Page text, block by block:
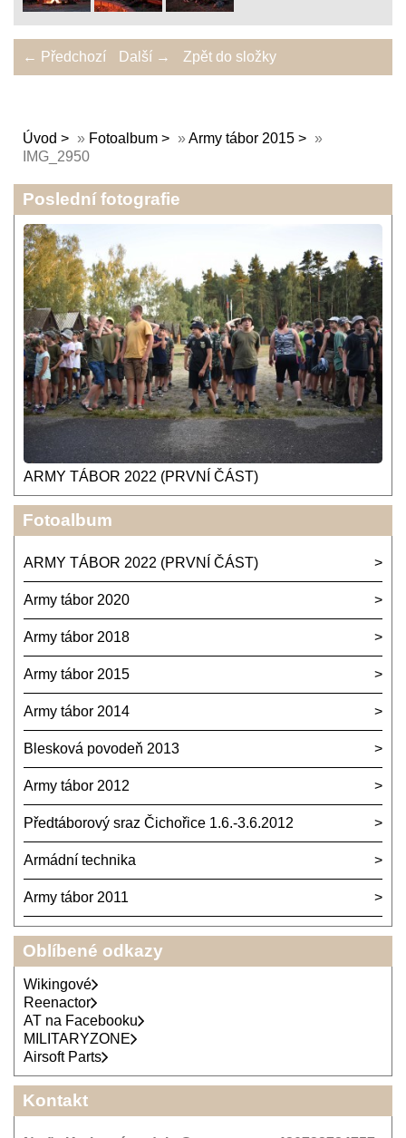
← Předchozí Další → Zpět do složky
Úvod » Fotoalbum »Army tábor 2015
»
IMG_2950
Poslední fotografie
ARMY TÁBOR 2022 (PRVNÍ ČÁST)
Fotoalbum
ARMY TÁBOR 2022 (PRVNÍ ČÁST)
Army tábor 2020
Army tábor 2018
Army tábor 2015
Army tábor 2014
Blesková povodeň 2013
Army tábor 2012
Předtáborový sraz Čichořice 1.6.-3.6.2012
Armádní technika
Army tábor 2011
Oblíbené odkazy
Wikingové
Reenactor
AT na Facebooku
MILITARYZONE
Airsoft Parts
Kontakt